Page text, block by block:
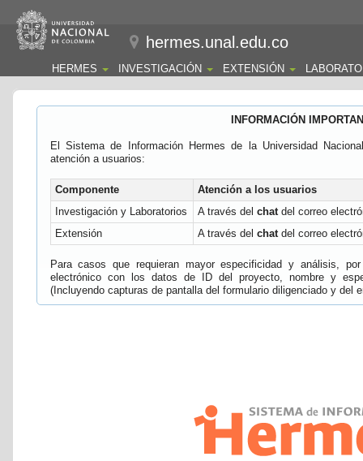
hermes.unal.edu.co
HERMES INVESTIGACIÓN EXTENSIÓN
INFORMACIÓN
El Sistema de Información Hermes de la Universidad
atención a usuarios:
Componente
Atención a los usuarios
Investigación y Laboratorios
A través del chatdel correo
Extensión
A través del chatdel correo
Para casos que requieran mayor especificidad y análisis,
electrónico con los datos de ID del proyecto, nombre y
(Incluyendo capturas de pantalla del formulario diligenciado y del